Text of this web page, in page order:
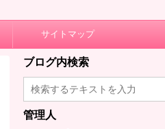
サイトマップ
ブログ内検索
管理人